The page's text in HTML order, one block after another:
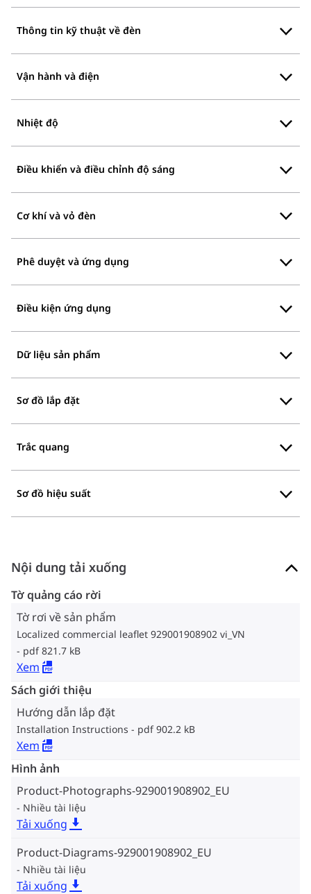
Thông tin kỹ thuật về đèn
Vận hành và điện
Nhiệt độ
Điều khiển và điều chỉnh độ sáng
Cơ khí và vỏ đèn
Phê duyệt và ứng dụng
Điều kiện ứng dụng
Dữ liệu sản phẩm
Sơ đồ lắp đặt
Trắc quang
Sơ đồ hiệu suất
Nội dung tải xuống
Tờ quảng cáo rời
Tờ rơi về sản phẩm
Localized commercial leaflet 929001908902 vi_VN
pdf 821.7 kB
Xem
Sách giới thiệu
Hướng dẫn lắp đặt
Installation Instructions pdf 902.2 kB
Xem
Hình ảnh
Product-Photographs-929001908902_EU
Nhiều tài liệu
Tải xuống
Product-Diagrams-929001908902_EU
Nhiều tài liệu
Tải xuống